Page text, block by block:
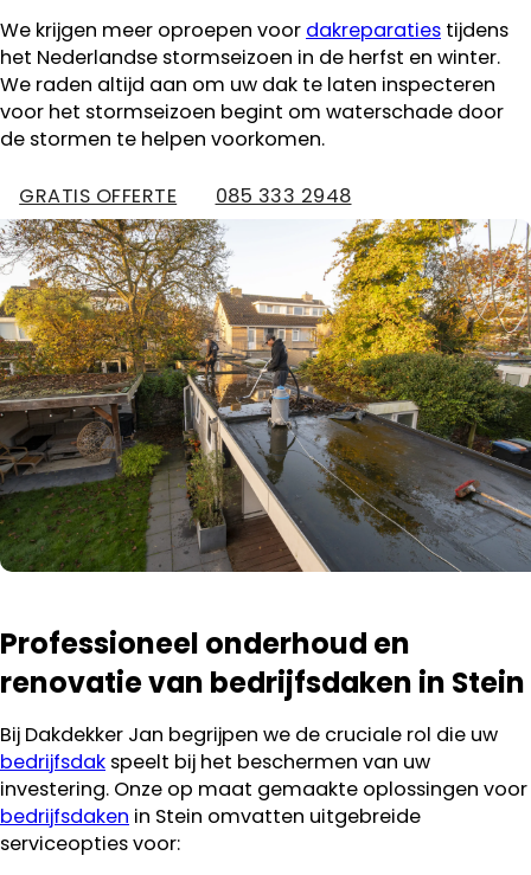
We krijgen meer oproepen voor dakreparaties tijdens
het Nederlandse stormseizoen in de herfst en winter.
We raden altijd aan om uw dak te laten inspecteren
voor het stormseizoen begint om waterschade door
de stormen te helpen voorkomen.
GRATIS OFFERTE 085 333 2948
Professioneel onderhoud en
renovatie van bedrijfsdaken in Stein
Bij Dakdekker Jan begrijpen we de cruciale rol die uw
bedrijfsdak speelt bij het beschermen van uw
investering. Onze op maat gemaakte oplossingen voor
bedrijfsdaken in Stein omvatten uitgebreide
serviceopties voor: